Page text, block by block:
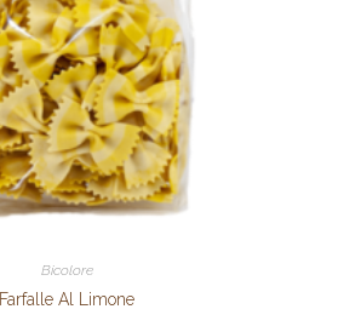
Bicolore
Farfalle Al Limone